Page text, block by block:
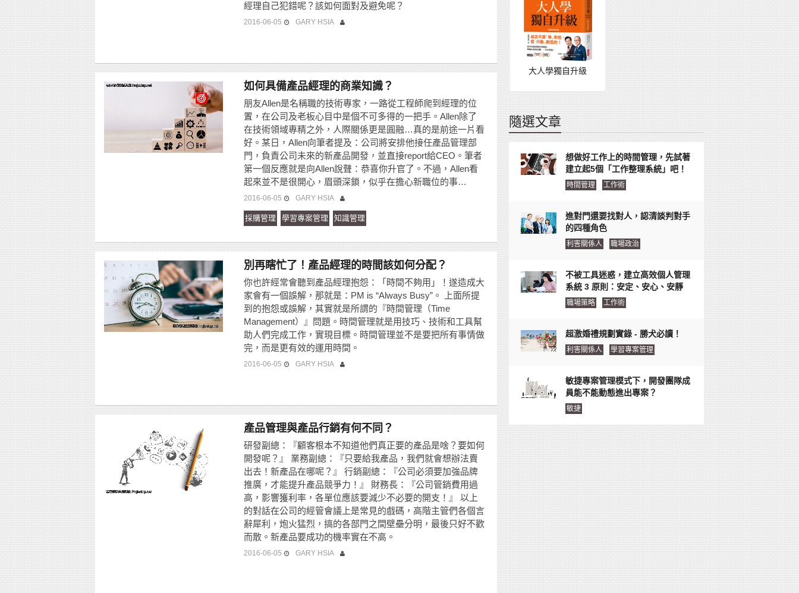
經理自己犯錯呢？該如何面對及避免呢？
2016-06-05 GARY HSIA
如何具備產品經理的商業知識？
朋友Allen是名稱職的技術專家，一路從工程師爬到經理的位
置，在公司及老板心目中是個不可多得的一把手。Allen除了
在技術領域專精之外，人際關係更是圓融…真的是前途一片看
好。某日，Allen向筆者提及：公司將安排他接任產品管理部
門，負責公司未來的新產品開發，並直接report給CEO。筆者
第一個反應就是向Allen說聲：恭喜你升官了。不過，Allen看
起來並不是很開心，眉頭深鎖，似乎在擔心新職位的事…
2016-06-05 GARY HSIA
採購管理 學習專案管理 知識管理
別再瞎忙了！產品經理的時間該如何分配？
你也許經常會聽到產品經理抱怨：「時間不夠用」！遂造成大
家會有一個誤解，那就是：PM is “Always Busy”。 上面所提
到的抱怨或誤解，其實就是所謂的『時間管理（Time
Management）』問題。時間管理就是用技巧、技術和工具幫
助人們完成工作，實現目標。時間管理並不是要把所有事情做
完，而是更有效的運用時間。
2016-06-05 GARY HSIA
產品管理與產品行銷有何不同？
研發副總：『顧客根本不知道他們真正要的產品是啥？要如何
開發呢？』 業務副總：『只要給我產品，我們就會想辦法賣
出去！新產品在哪呢？』 行銷副總：『公司必須要加強品牌
推廣，才能提升產品競爭力！』 財務長：『公司管銷費用過
高，影響獲利率，各單位應該要減少不必要的開支！』 以上
的對話在公司的經管會議上是常見的戲碼，高階主管們各個言
辭犀利，炮火猛烈，搞的各部門之間壁壘分明，最後只好不歡
而散。新產品要成功的機率實在不高。
2016-06-05 GARY HSIA
大人學獨自升級
隨選文章
想做好工作上的時間管理，先試著
建立起5個「工作整理系統」吧！
時間管理 工作術
進對門還要找對人，認清談判對手
的四種角色
利害關係人 職場政治
不被工具迷惑，建立高效個人管理
系統 3 原則：安定、安心、安靜
職場策略 工作術
超激婚禮規劃實錄 - 勝犬必讀！
利害關係人 學習專案管理
敏捷專案管理模式下，開發團隊成
員能不能動態進出專案？
敏捷